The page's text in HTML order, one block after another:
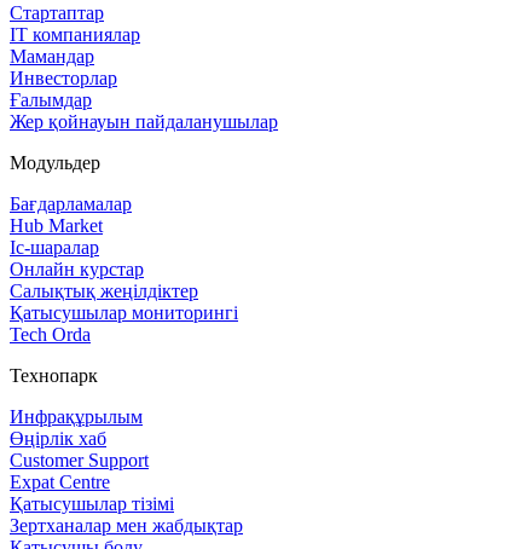
Стартаптар
IT компаниялар
Мамандар
Инвесторлар
Ғалымдар
Жер қойнауын пайдаланушылар
Модульдер
Бағдарламалар
Hub Market
Іс‑шаралар
Онлайн курстар
Салықтық жеңілдіктер
Қатысушылар мониторингі
Tech Orda
Технопарк
Инфрақұрылым
Өңірлік хаб
Customer Support
Expat Centre
Қатысушылар тізімі
Зертханалар мен жабдықтар